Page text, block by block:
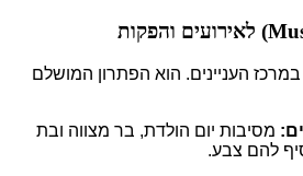
העניינים. הוא הפתרון המושלם
מסיבות יום הולדת, בר מצווה ובת
להם צבע.